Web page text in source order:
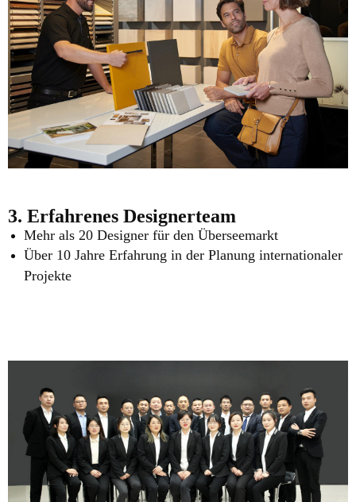
3. Erfahrenes Designerteam
Mehr als 20 Designer für den Überseemarkt
Über 10 Jahre Erfahrung in der Planung internationaler
Projekte